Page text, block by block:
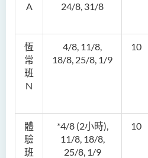
A
24/8, 31/8
恆
常
班
N
4/8, 11/8,
18/8, 25/8, 1/9
10
體
驗
班
*4/8 (2小時),
11/8, 18/8,
25/8, 1/9
10